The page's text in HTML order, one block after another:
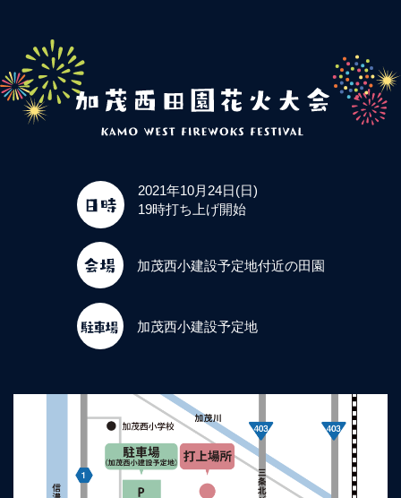
2021年10月24日(日)
19時打ち上げ開始
加茂西小建設予定地付近の田園
加茂西小建設予定地